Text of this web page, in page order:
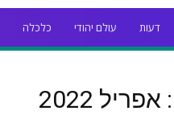
דעות עולם יהודי כלכלה
2022